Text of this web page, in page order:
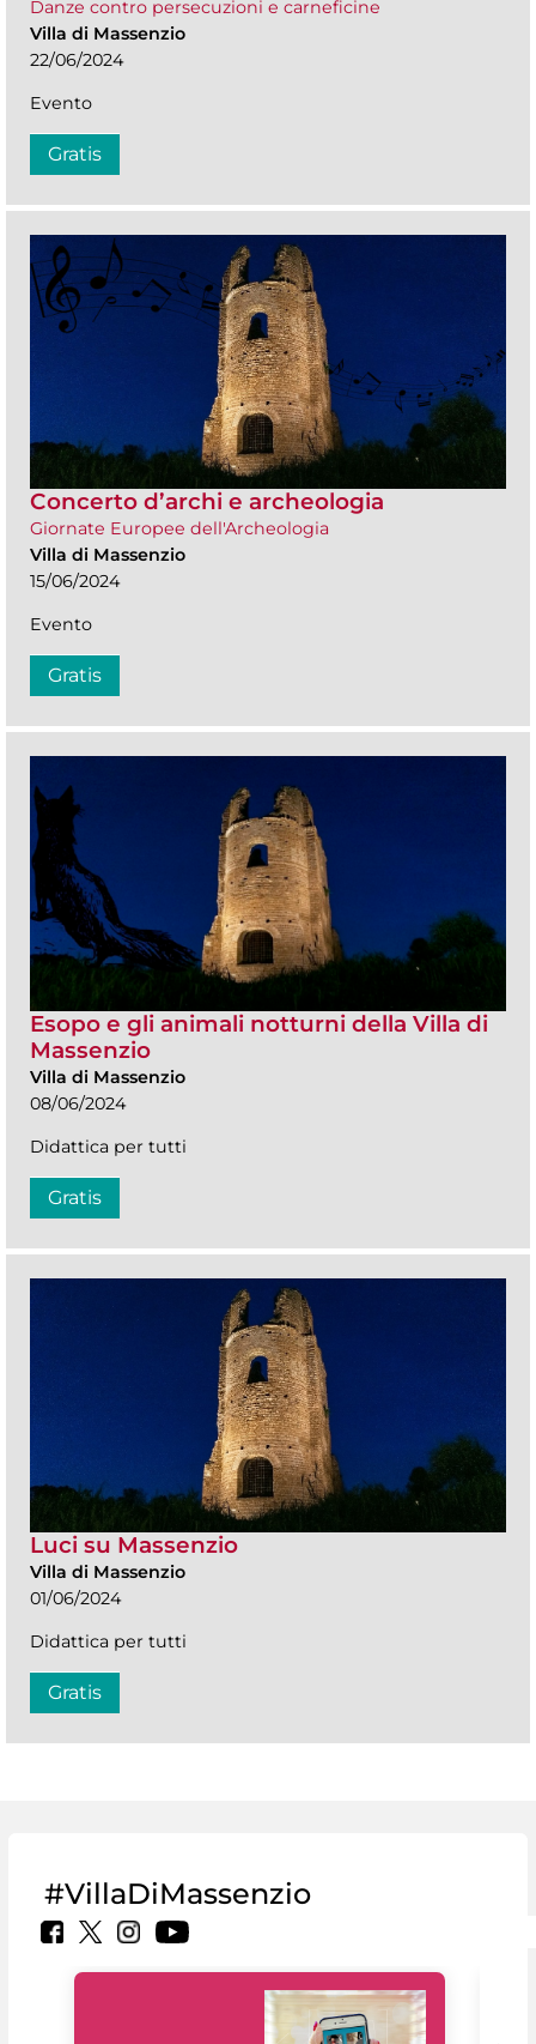
Danze contro persecuzioni e carneficine
Villa di Massenzio
22/06/2024
Evento
Gratis
Concerto d’archi e archeologia
Giornate Europee dell'Archeologia
Villa di Massenzio
15/06/2024
Evento
Gratis
Esopo e gli animali notturni della Villa di
Massenzio
Villa di Massenzio
08/06/2024
Didattica per tutti
Gratis
Luci su Massenzio
Villa di Massenzio
01/06/2024
Didattica per tutti
Gratis
#VillaDiMassenzio